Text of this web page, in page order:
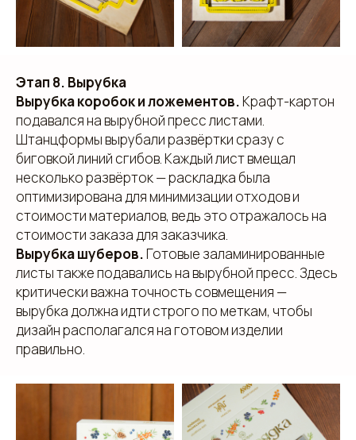
Этап 8. Вырубка
Вырубка коробок и ложементов.Крафт-картон
подавался на вырубной пресс листами.
Штанцформы вырубали развёртки сразу с
биговкой линий сгибов. Каждый лист вмещал
несколько развёрток — раскладка была
оптимизирована для минимизации отходов и
стоимости материалов, ведь это отражалось на
стоимости заказа для заказчика.
Вырубка шуберов.Готовые заламинированные
листы также подавались на вырубной пресс. Здесь
критически важна точность совмещения —
вырубка должна идти строго по меткам, чтобы
дизайн располагался на готовом изделии
правильно.
Свяжитесь с нами для консультации. Мы обсудим
ваши потребности, предложим варианты и
разработаем упаковку, которая подчеркнет
ЗАПОЛНИТЕ ЗАЯВКУ, И
МЫ ПОДБЕРЕМ ДЛЯ ВАС
ИДЕАЛЬНОЕ РЕШЕНИЕ
клиентам